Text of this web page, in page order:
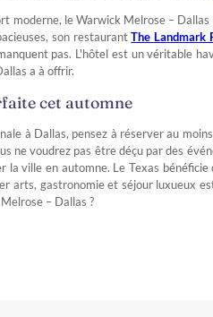
moderne, le Warwick Melrose – Dallas
son restaurantThe Landmark
pas. L'hôtel est un véritable
a à offrir.
cet automne
à Dallas, pensez à réserver au
ne voudrez pas être déçu par des
la ville en automne. Le Texas
arts, gastronomie et séjour luxueux
– Dallas ?